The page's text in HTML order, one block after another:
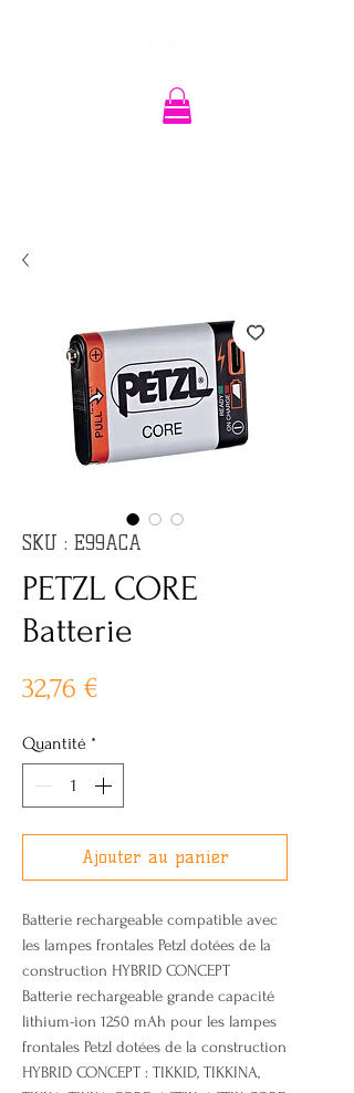
SKU : E99ACA
PETZL CORE
Batterie
32,76 €
Quantité *
Ajouter au panier
Batterie rechargeable compatible avec
les lampes frontales Petzl dotées de la
construction HYBRID CONCEPT
Batterie rechargeable grande capacité
lithium-ion 1250 mAh pour les lampes
frontales Petzl dotées de la construction
HYBRID CONCEPT : TIKKID, TIKKINA,